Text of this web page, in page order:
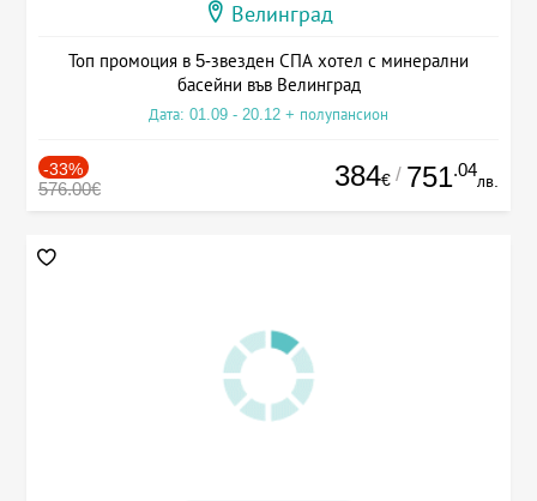
Велинград
Топ промоция в 5-звезден СПА хотел с минерални
басейни във Велинград
Дата: 01.09 - 20.12 + полупансион
-33%
576.00€ 384€ / 751.04
лв.